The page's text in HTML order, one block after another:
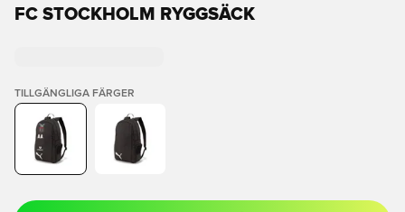
FC STOCKHOLM RYGGSÄCK
TILLGÄNGLIGA FÄRGER